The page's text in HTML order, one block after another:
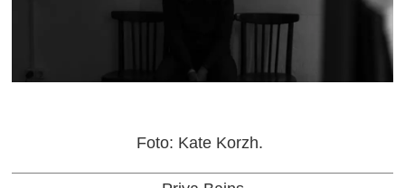
Foto: Kate Korzh.